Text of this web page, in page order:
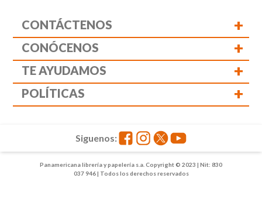
CONTÁCTENOS +
CONÓCENOS +
TE AYUDAMOS +
POLÍTICAS +
Panamericana librería y papelería s.a. Copyright © 2023 | Nit: 830
037 946 | Todos los derechos reservados
Siguenos: